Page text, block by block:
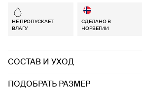
НЕ ПРОПУСКАЕТ
ВЛАГУ
СДЕЛАНО В
НОРВЕГИИ
СОСТАВ И УХОД
ПОДОБРАТЬ РАЗМЕР